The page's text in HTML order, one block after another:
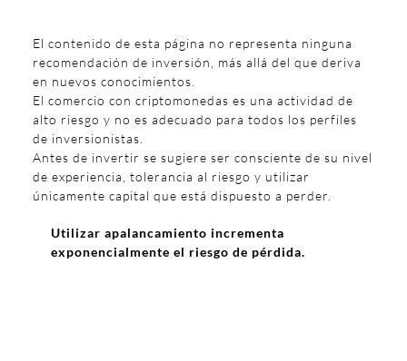
El contenido de esta página no representa ninguna
recomendación de inversión, más allá del que deriva
en nuevos conocimientos.
El comercio con criptomonedas es una actividad de
alto riesgo y no es adecuado para todos los perfiles
de inversionistas.
Antes de invertir se sugiere ser consciente de su nivel
de experiencia, tolerancia al riesgo y utilizar
únicamente capital que está dispuesto a perder.
Utilizar apalancamiento incrementa
exponencialmente el riesgo de pérdida.